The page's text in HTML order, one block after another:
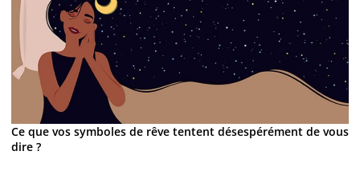
Ce que vos symboles de rêve tentent désespérément de vous
dire ?